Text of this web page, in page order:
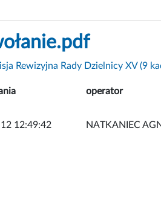
Rewizyjna Rady Dzielnicy XV (9
operator
12:49:42 NATKANIEC